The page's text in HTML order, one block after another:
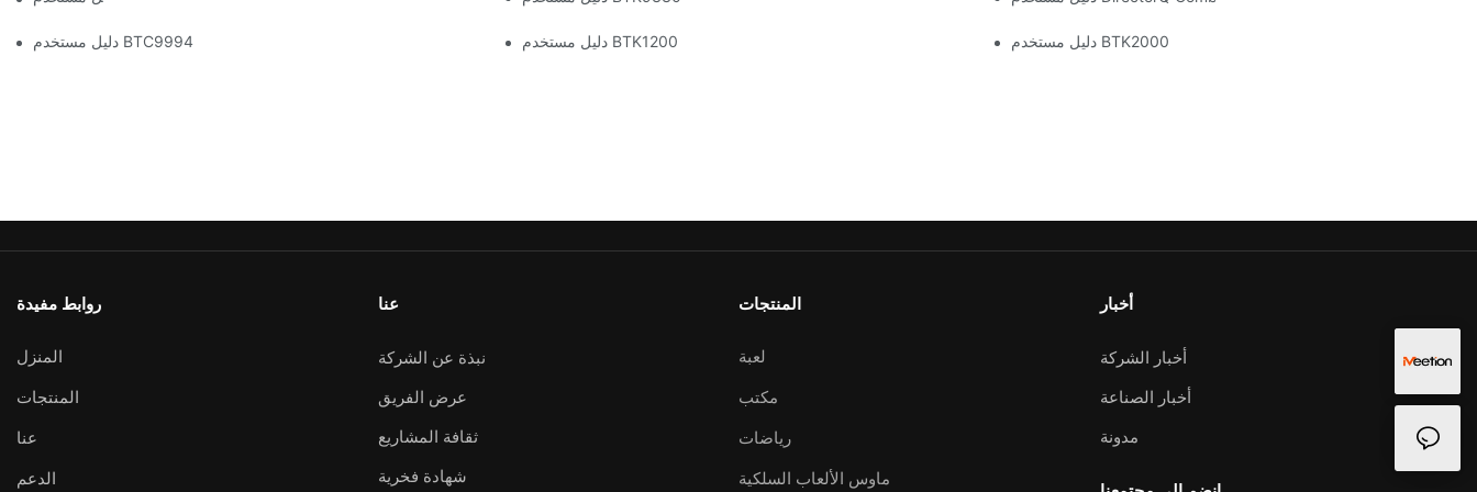
دليل مستخدم BTC9994 دليل مستخدم BTK1200 دليل مستخدم BTK2000
روابط مفيدة
المنزل
المنتجات
عنا
الدعم
عنا
نبذة عن الشركة
عرض الفريق
ثقافة المشاريع
شهادة فخرية
المنتجات
لعبة
مكتب
رياضات
ماوس الألعاب السلكية
أخبار
أخبار الشركة
أخبار الصناعة
مدونة